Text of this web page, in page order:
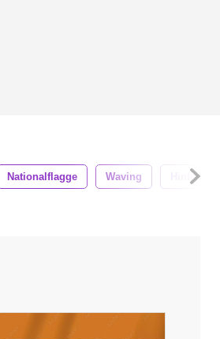
Nationalflagge Waving